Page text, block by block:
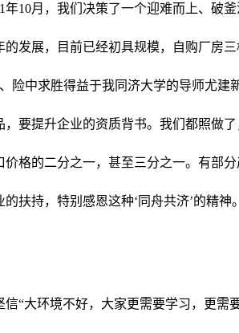
10月，我们决策了一个迎难而上、破
发展，目前已经初具规模，自购厂房
求胜得益于我同济大学的导师尤建
要提升企业的资质背书。我们都照做
格的二分之一，甚至三分之一。有
扶持，特别感恩这种‘同舟共济’的精神
“大环境不好，大家更需要学习，更